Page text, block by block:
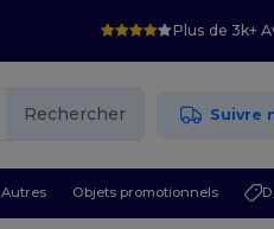
Plus de 3k+
Rechercher Suivre
Autres Objets promotionnels